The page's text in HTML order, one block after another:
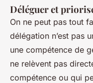
Déléguer et
On ne peut pas tout
délégation n’est pas
une compétence de
ne relèvent pas
compétence ou qui